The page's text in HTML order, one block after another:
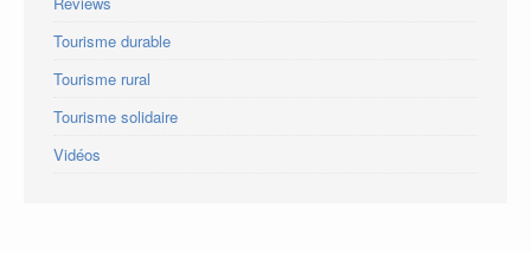
Tourisme durable
Tourisme rural
Tourisme solidaire
Vidéos